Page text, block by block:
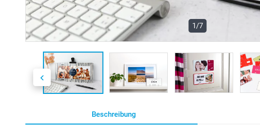
1/7
Beschreibung